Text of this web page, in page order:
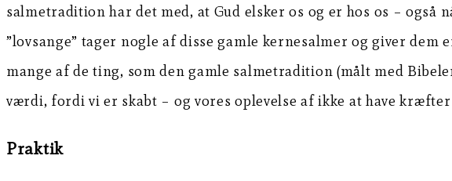
salmetradition har det med, at Gud elsker os og er hos os –
”lovsange” tager nogle af disse gamle kernesalmer og giver
mange af de ting, som den gamle salmetradition (målt med
værdi, fordi vi er skabt – og vores oplevelse af ikke at have
Praktik